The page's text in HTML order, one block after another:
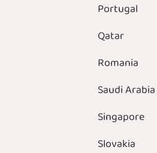
Portugal
Qatar
Romania
Saudi Arabia
Singapore
Slovakia